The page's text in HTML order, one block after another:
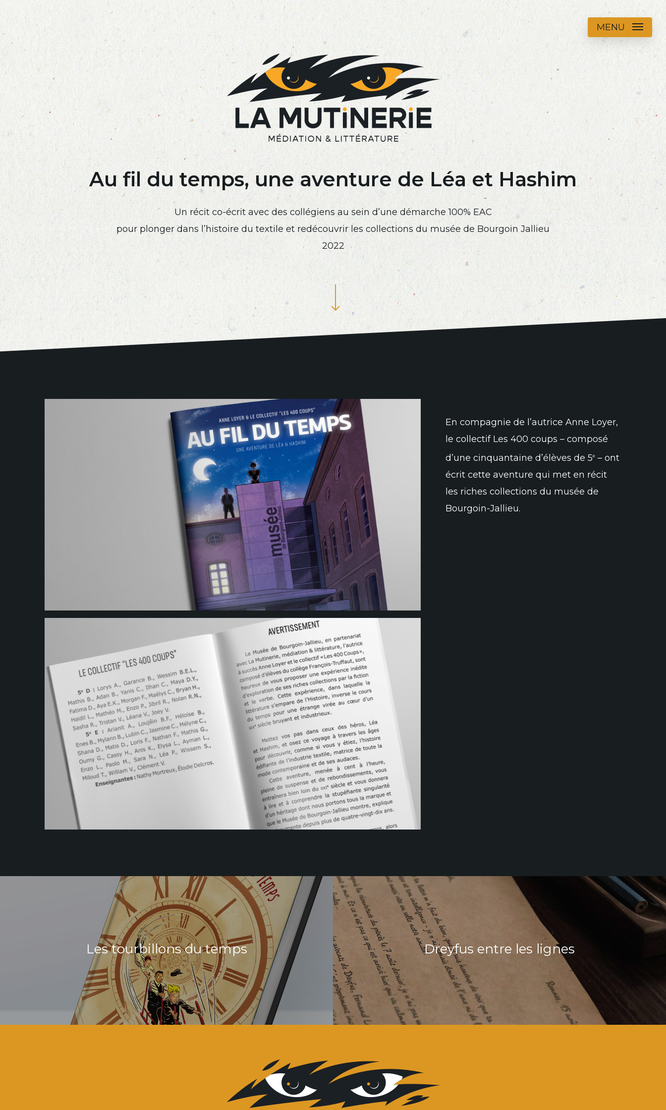
main
content
MENU
Au fil du temps, une aventure de Léa et Hashim
Un récit co-écrit avec des collégiens au sein d’une démarche 100% EAC
pour plonger dans l’histoire du textile et redécouvrir les collections du musée de Bourgoin Jallieu
2022
En compagnie de l’autrice Anne Loyer,
le collectif Les 400 coups – composé
d’une cinquantaine d’élèves de 5e – ont
écrit cette aventure qui met en récit
les riches collections du musée de
Bourgoin-Jallieu.
Les tourbillons du temps Dreyfus entre les lignes